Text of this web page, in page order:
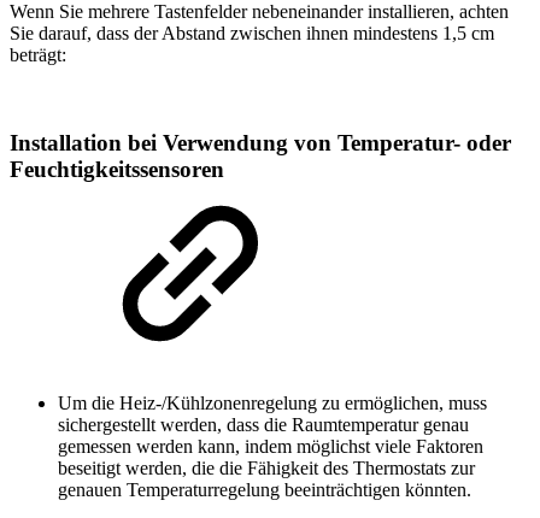
Wenn Sie mehrere Tastenfelder nebeneinander installieren, achten
Sie darauf, dass der Abstand zwischen ihnen mindestens 1,5 cm
beträgt:
Installation bei Verwendung von Temperatur- oder
Feuchtigkeitssensoren
Um die Heiz-/Kühlzonenregelung zu ermöglichen, muss
sichergestellt werden, dass die Raumtemperatur genau
gemessen werden kann, indem möglichst viele Faktoren
beseitigt werden, die die Fähigkeit des Thermostats zur
genauen Temperaturregelung beeinträchtigen könnten.